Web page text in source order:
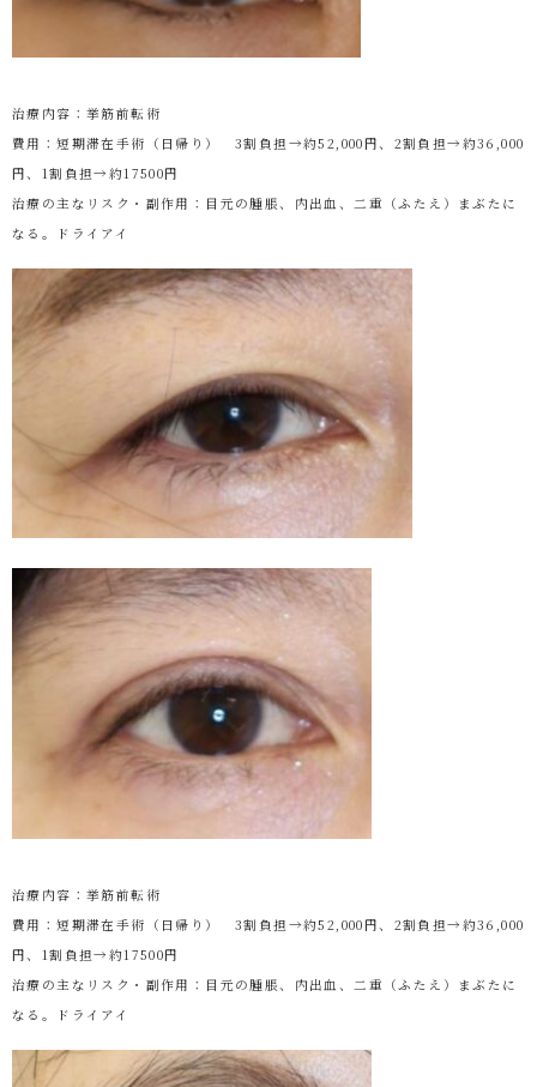
治療内容：挙筋前転術
費用：短期滞在手術（日帰り） 3割負担→約52,000円、2割負担→約36,000
円、1割負担→約17500円
治療の主なリスク・副作用：目元の腫脹、内出血、二重（ふたえ）まぶたに
なる。ドライアイ
治療内容：挙筋前転術
費用：短期滞在手術（日帰り） 3割負担→約52,000円、2割負担→約36,000
円、1割負担→約17500円
治療の主なリスク・副作用：目元の腫脹、内出血、二重（ふたえ）まぶたに
なる。ドライアイ